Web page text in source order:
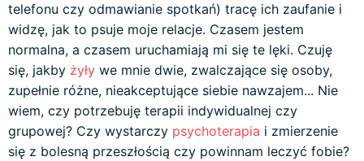
telefonu czy odmawianie spotkań) tracę ich zaufanie i
widzę, jak to psuje moje relacje. Czasem jestem
normalna, a czasem uruchamiają mi się te lęki. Czuję
się, jakby żyły we mnie dwie, zwalczające się osoby,
zupełnie różne, nieakceptujące siebie nawzajem... Nie
wiem, czy potrzebuję terapii indywidualnej czy
grupowej? Czy wystarczy psychoterapia i zmierzenie
się z bolesną przeszłością czy powinnam leczyć fobie?